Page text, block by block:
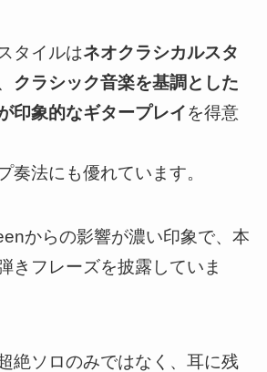
タイルはネオクラシカルスタ
クラシック音楽を基調とした
印象的なギタープレイを得意
奏法にも優れています。
からの影響が濃い印象で、本
きフレーズを披露していま
絶ソロのみではなく、耳に残